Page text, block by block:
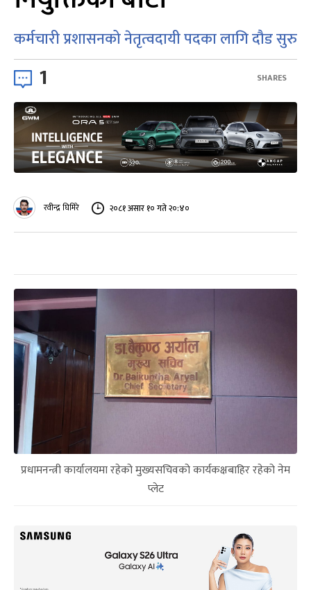
कर्मचारी प्रशासनको नेतृत्वदायी पदका लागि दौड सुरु
1 SHARES
रवीन्द्र घिमिरे २०८१ असार १० गते २०:४०
प्रधामनन्त्री कार्यालयमा रहेको मुख्यसचिवको कार्यकक्षबाहिर रहेको नेम
प्लेट